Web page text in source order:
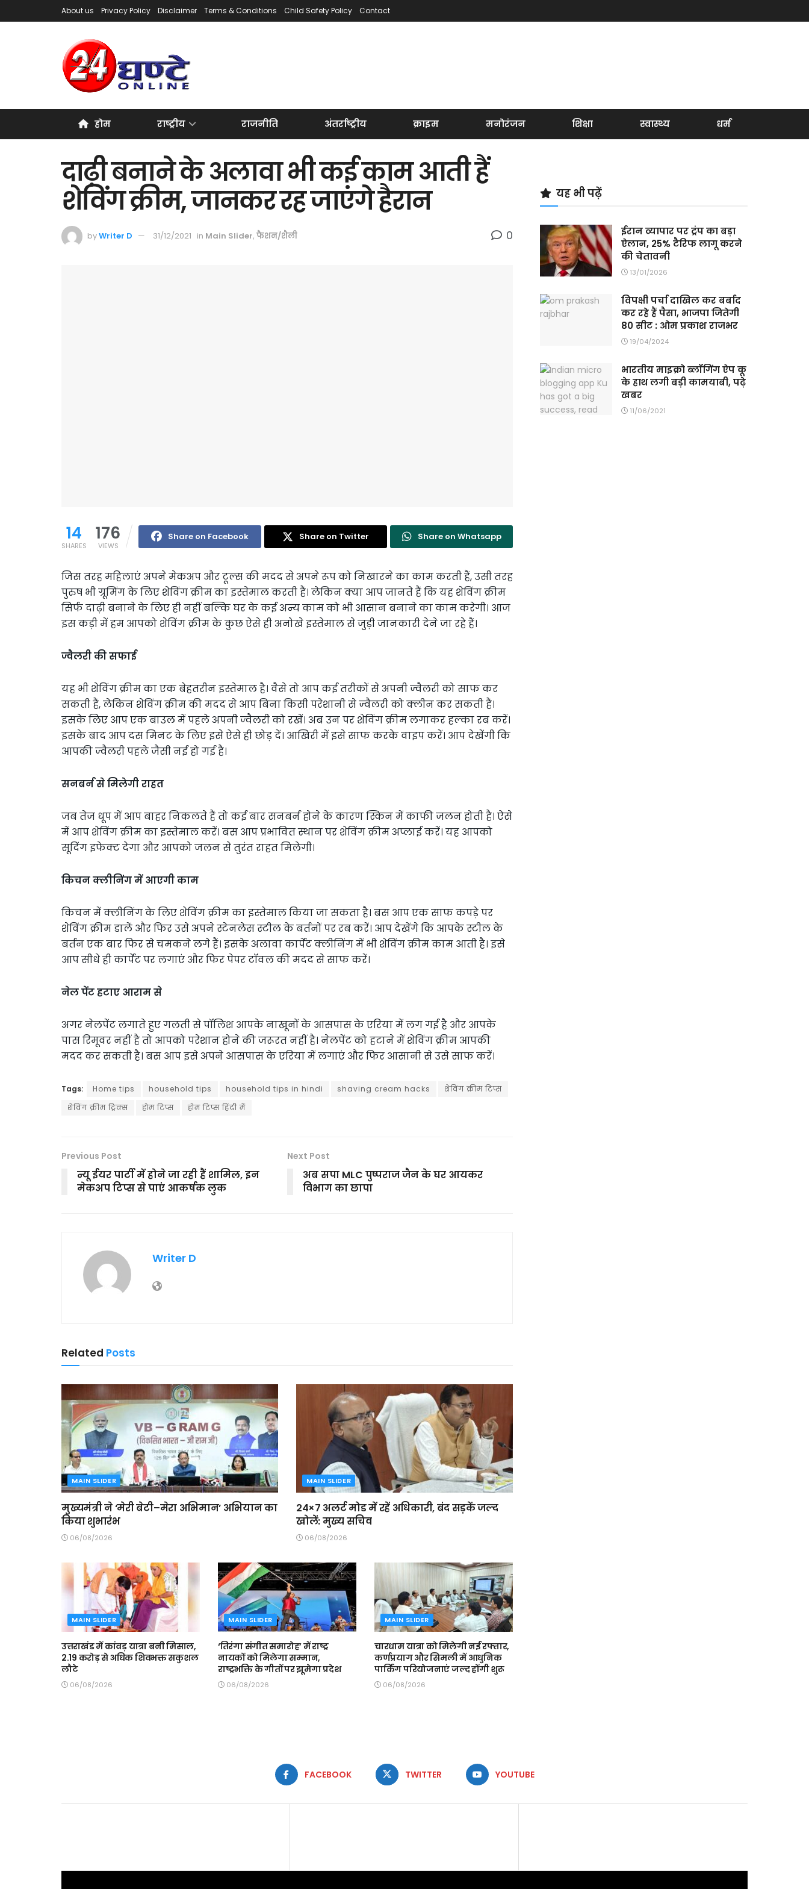
About us Privacy Policy Disclaimer Terms & Conditions Child Safety Policy Contact
होम राष्ट्रीय राजनीति अंतर्राष्ट्रीय क्राइम मनोरंजन शिक्षा स्वास्थ्य धर्म
दाढ़ी बनाने के अलावा भी कई काम आती हैं
शेविंग क्रीम, जानकर रह जाएंगे हैरान
byWriter D 31/12/2021 in Main Slider, फैशन/शैली 0
14
SHARES
176
VIEWS
Share on Facebook Share on Twitter Share on Whatsapp
जिस तरह महिलाएं अपने मेकअप और टूल्स की मदद से अपने रूप को निखारने का काम करती हैं, उसी तरह
पुरुष भी ग्रूमिंग के लिए शेविंग क्रीम का इस्तेमाल करती हैं। लेकिन क्या आप जानते हैं कि यह शेविंग क्रीम
सिर्फ दाढ़ी बनाने के लिए ही नहीं बल्कि घर के कई अन्य काम को भी आसान बनाने का काम करेगी। आज
इस कड़ी में हम आपको शेविंग क्रीम के कुछ ऐसे ही अनोखे इस्तेमाल से जुड़ी जानकारी देने जा रहे हैं।
ज्वैलरी की सफाई
यह भी शेविंग क्रीम का एक बेहतरीन इस्तेमाल है। वैसे तो आप कई तरीकों से अपनी ज्वैलरी को साफ कर
सकती हैं, लेकिन शेविंग क्रीम की मदद से आप बिना किसी परेशानी से ज्वैलरी को क्लीन कर सकती हैं।
इसके लिए आप एक बाउल में पहले अपनी ज्वैलरी को रखें। अब उन पर शेविंग क्रीम लगाकर हल्का रब करें।
इसके बाद आप दस मिनट के लिए इसे ऐसे ही छोड़ दें। आखिरी में इसे साफ करके वाइप करें। आप देखेंगी कि
आपकी ज्वैलरी पहले जैसी नई हो गई है।
सनबर्न से मिलेगी राहत
जब तेज धूप में आप बाहर निकलते हैं तो कई बार सनबर्न होने के कारण स्किन में काफी जलन होती है। ऐसे
में आप शेविंग क्रीम का इस्तेमाल करें। बस आप प्रभावित स्थान पर शेविंग क्रीम अप्लाई करें। यह आपको
सूदिंग इफेक्ट देगा और आपको जलन से तुरंत राहत मिलेगी।
किचन क्लीनिंग में आएगी काम
किचन में क्लीनिंग के लिए शेविंग क्रीम का इस्तेमाल किया जा सकता है। बस आप एक साफ कपड़े पर
शेविंग क्रीम डालें और फिर उसे अपने स्टेनलेस स्टील के बर्तनों पर रब करें। आप देखेंगे कि आपके स्टील के
बर्तन एक बार फिर से चमकने लगे हैं। इसके अलावा कार्पेट क्लीनिंग में भी शेविंग क्रीम काम आती है। इसे
आप सीधे ही कार्पेट पर लगाएं और फिर पेपर टॉवल की मदद से साफ करें।
नेल पेंट हटाए आराम से
अगर नेलपेंट लगाते हुए गलती से पॉलिश आपके नाखूनों के आसपास के एरिया में लग गई है और आपके
पास रिमूवर नहीं है तो आपको परेशान होने की जरूरत नहीं है। नेलपेंट को हटाने में शेविंग क्रीम आपकी
मदद कर सकती है। बस आप इसे अपने आसपास के एरिया में लगाएं और फिर आसानी से उसे साफ करें।
Tags: Home tips household tips household tips in hindi shaving cream hacks
शेविंग क्रीम टिप्स
शेविंग क्रीम ट्रिक्स
होम टिप्स होम टिप्स हिंदी में
Previous Post
न्यू ईयर पार्टी में होने जा रही हैं शामिल, इन
मेकअप टिप्स से पाएं आकर्षक लुक
Next Post
अब सपा MLC पुष्पराज जैन के घर आयकर
विभाग का छापा
Writer D
Related Posts
MAIN SLIDER
मुख्यमंत्री ने ‘मेरी बेटी–मेरा अभिमान’ अभियान का
किया शुभारंभ
06/08/2026
MAIN SLIDER
24×7 अलर्ट मोड में रहें अधिकारी, बंद सड़कें जल्द
खोलें: मुख्य सचिव
06/08/2026
MAIN SLIDER
उत्तराखंड में कांवड़ यात्रा बनी मिसाल,
2.19 करोड़ से अधिक शिवभक्त सकुशल
लौटे
06/08/2026
MAIN SLIDER
‘तिरंगा संगीत समारोह’ में राष्ट्र
नायकों को मिलेगा सम्मान,
राष्ट्रभक्ति के गीतों पर झूमेगा प्रदेश
06/08/2026
MAIN SLIDER
चारधाम यात्रा को मिलेगी नई रफ्तार,
कर्णप्रयाग और सिमली में आधुनिक
पार्किंग परियोजनाएं जल्द होंगी शुरू
06/08/2026
यह भी पढ़ें
ईरान व्यापार पर ट्रंप का बड़ा
ऐलान, 25% टैरिफ लागू करने
की चेतावनी
13/01/2026
विपक्षी पर्चा दाखिल कर बर्बाद
कर रहे हैं पैसा, भाजपा जितेगी
80 सीट : ओम प्रकाश राजभर
19/04/2024
भारतीय माइक्रो ब्लॉगिंग ऐप कू
के हाथ लगी बड़ी कामयाबी, पढ़े
खबर
11/06/2021
FACEBOOK TWITTER YOUTUBE